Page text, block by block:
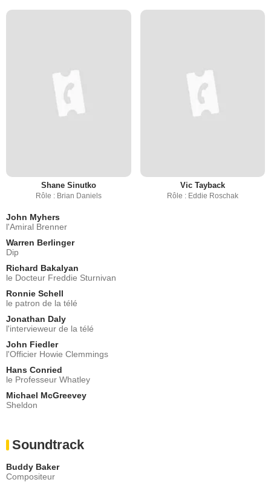
Shane Sinutko
Rôle : Brian Daniels
Vic Tayback
Rôle : Eddie Roschak
John Myhers
l'Amiral Brenner
Warren Berlinger
Dip
Richard Bakalyan
le Docteur Freddie Sturnivan
Ronnie Schell
le patron de la télé
Jonathan Daly
l'intervieweur de la télé
John Fiedler
l'Officier Howie Clemmings
Hans Conried
le Professeur Whatley
Michael McGreevey
Sheldon
Soundtrack
Buddy Baker
Compositeur